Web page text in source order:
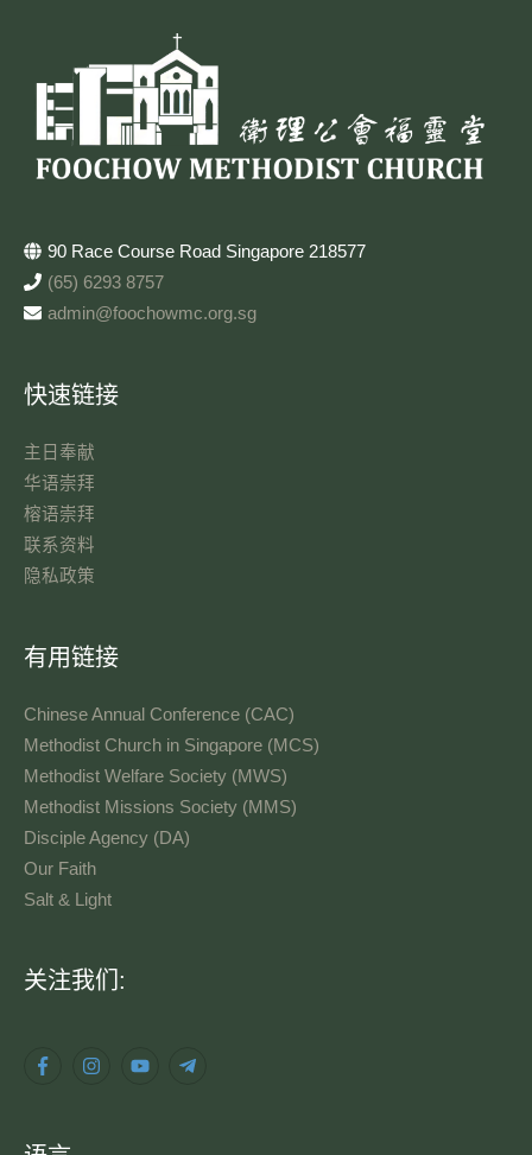
90 Race Course Road Singapore 218577
(65) 6293 8757
admin@foochowmc.org.sg
快速链接
主日奉献​
华语崇拜
榕语崇拜
联系资料​
隐私政策
有用链接
Chinese Annual Conference (CAC)
Methodist Church in Singapore (MCS)
Methodist Welfare Society (MWS)
Methodist Missions Society (MMS)
Disciple Agency (DA)
Our Faith
Salt & Light
关注我们:
语